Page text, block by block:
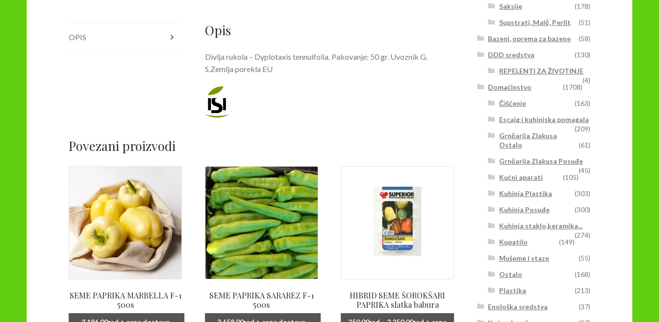
OPIS Opis
Divlja rukola – Dyplotaxis tennuifolia. Pakovanje: 50 gr. Uvoznik G.
S.Zemlja porekla EU
Povezani proizvodi
SEME PAPRIKA MARBELLA F-1
500s
SEME PAPRIKA SARAREZ F-1
500s
HIBRID SEME ŠOROKŠARI
PAPRIKA slatka babura
Saksije
(178)
Supstrati, Malč, Perlit
(51)
Bazeni, oprema za bazene
(58)
DDD sredstva
(130)
REPELENTI ZA ŽIVOTINJE
(4)
Domaćinstvo
(1708)
Čišćenje
(163)
Escajg i kuhinjska pomagala
(209)
Grnčarija Zlakusa
Ostalo
(61)
Grnčarija Zlakusa Posuđe
(45)
Kućni aparati
(105)
Kuhinja Plastika
(303)
Kuhinja Posuđe
(300)
Kuhinja staklo,keramika...
(274)
Kupatilo
(149)
Mušeme i staze
(55)
Ostalo
(168)
Plastika
(213)
Enološka sredstva
(37)